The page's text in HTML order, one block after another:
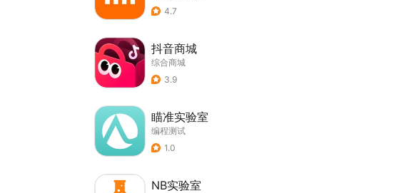
4.7
抖音商城
综合商城
3.9
瞄准实验室
编程测试
1.0
NB实验室